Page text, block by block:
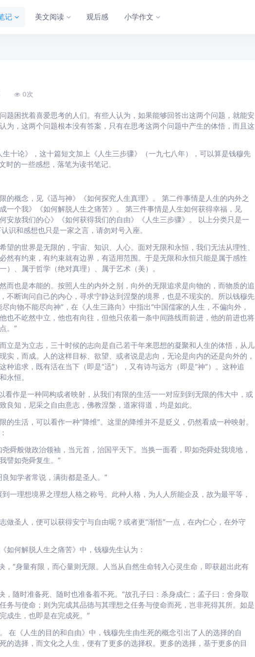
记 美文阅读 观后感 小学作文
0次
题困扰着喜爱思考的人们。有些人认为，如果能够回答出这两个问题，就能安
为，这两个问题根本没有答案，只有在思考这两个问题中产生的体悟，而且这
十论》，这十篇短文加上《人生三步骤》（一九七八年），可以算是钱穆先
时的一些感想，落笔为读书笔记。
的概念，见《适与神》《如何探究人生真理》。 第二件事情是人生的内外之
一个我》《如何解脱人生之痛苦》。 第三件事情是人生如何获得幸福，见
安放我们的心》《如何获得我们的自由》《人生三步骤》。 以上分类只是一
识和感想也只是一家之言，请勿对号入座。
望的世界是无限的，宇宙、知识、人心。面对无限和永恒，我们无法从理性、
然有约束，有约束就有边界，有适用范围。于是无限和永恒只能是属于感性
）、属于哲学（绝对真理）、属于艺术（美）。
而也是本能的。按照人生的内外之别，向外的无限追求是向物的，而物质的追
不断询问自己的内心，寻求宁静达到涅槃的境界，也是不现实的。所以钱穆先
向物不能尽向神”，在《人生三路向》中指出“中国儒家的人生，不偏向外，
也不屹然中立，他也有向往，但他只依着一条中间路线而前进，他的前进也将
。”
立是为立志，三十时候的志向是自己若干年来思想的凝聚和人生的体悟，从儿
实，而成。人的这样目标、欲望、或者说是志向，无论是向内的还是向外的，
种追求，既有活在当下（即是“适”），又有诗与远方（即是“神”）。这种追
永恒。
看作是一种同构或者映射，从我们有限的生活一一对应到到无限的伟大中，或
良知，尼采之自由意志，佛教涅槃，道家得道，均是如此。
的生活，可以看作一种“降维”。这里的降维并不是贬义，仍然看成一种映射。
舜般做政治领袖，当元首，治国平天下。当换一面看，即如尧舜处我境地，
譬如尧舜复生。”
知学者常说，满街都是圣人。”
一理想境界之理想人格之称号。此种人格，为人人所能企及，故为最平等，
做圣人，便可以获得安宁与自由呢？或者更“渐悟”一点，在内仁心，在外守
如何解脱人生之痛苦》中，钱穆先生认为：
，“身量有限，而心量则无限。人当从自然生命转入心灵生命，即获超出此有
，随时准备死、随时也准备着不死。“故孔子曰：杀身成仁；孟子曰：舍身取
务与使命；则为完成其品德与其理想之任务与使命而死，岂非死得其所。如是
成生，也即是在完成死。”
在《人生的目的和自由》中，钱穆先生由生死的概念引出了人的选择的自
的选择，而文化之人生，便有了更多的选择权。更多的选择，基于更多的目